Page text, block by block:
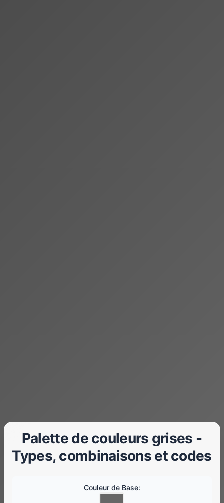
Palette de couleurs grises -
Types, combinaisons et codes
Couleur de Base: